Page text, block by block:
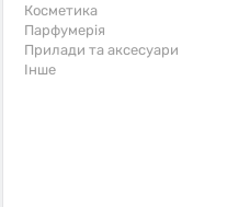
Косметика
Парфумерія
Прилади та аксесуари
Iнше